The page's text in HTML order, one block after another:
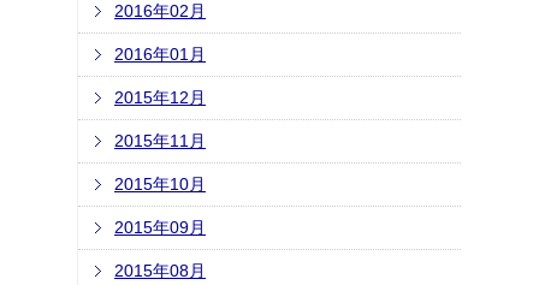
2016年02月
2016年01月
2015年12月
2015年11月
2015年10月
2015年09月
2015年08月